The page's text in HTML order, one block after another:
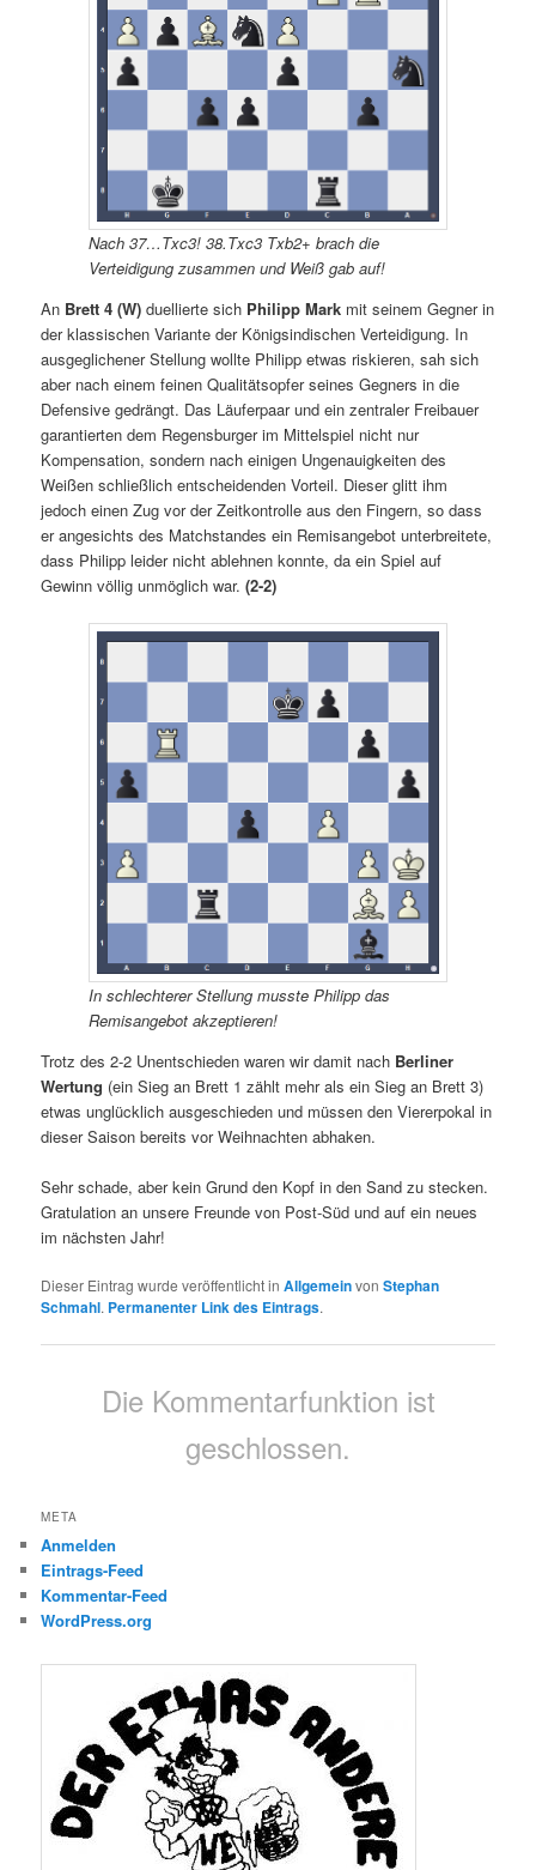
Nach 37…Txc3! 38.Txc3 Txb2+ brach die
Verteidigung zusammen und Weiß gab auf!
An Brett 4 (W) duellierte sich Philipp Mark mit seinem Gegner in
der klassischen Variante der Königsindischen Verteidigung. In
ausgeglichener Stellung wollte Philipp etwas riskieren, sah sich
aber nach einem feinen Qualitätsopfer seines Gegners in die
Defensive gedrängt. Das Läuferpaar und ein zentraler Freibauer
garantierten dem Regensburger im Mittelspiel nicht nur
Kompensation, sondern nach einigen Ungenauigkeiten des
Weißen schließlich entscheidenden Vorteil. Dieser glitt ihm
jedoch einen Zug vor der Zeitkontrolle aus den Fingern, so dass
er angesichts des Matchstandes ein Remisangebot unterbreitete,
dass Philipp leider nicht ablehnen konnte, da ein Spiel auf
Gewinn völlig unmöglich war.(2-2)
In schlechterer Stellung musste Philipp das
Remisangebot akzeptieren!
Trotz des 2-2 Unentschieden waren wir damit nach Berliner
Wertung (ein Sieg an Brett 1 zählt mehr als ein Sieg an Brett 3)
etwas unglücklich ausgeschieden und müssen den Viererpokal in
dieser Saison bereits vor Weihnachten abhaken.
Sehr schade, aber kein Grund den Kopf in den Sand zu stecken.
Gratulation an unsere Freunde von Post-Süd und auf ein neues
im nächsten Jahr!
Dieser Eintrag wurde veröffentlicht inAllgemeinvonStephan
Schmahl. Permanenter Link des Eintrags.
Die Kommentarfunktion ist
geschlossen.
META
Anmelden
Eintrags-Feed
Kommentar-Feed
WordPress.org